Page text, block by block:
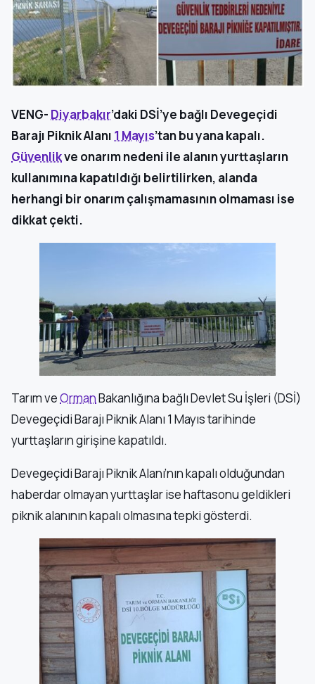
VENG- Diyarbakır’daki DSİ’ye bağlı Devegeçidi
Barajı Piknik Alanı 1 Mayıs’tan bu yana kapalı.
Güvenlikve onarım nedeni ile alanın yurttaşların
kullanımına kapatıldığı belirtilirken, alanda
herhangi bir onarım çalışmamasının olmaması ise
dikkat çekti.
Tarım veOrmanBakanlığına bağlı Devlet Su İşleri (DSİ)
Devegeçidi Barajı Piknik Alanı 1 Mayıs tarihinde
yurttaşların girişine kapatıldı.
Devegeçidi Barajı Piknik Alanı’nın kapalı olduğundan
haberdar olmayan yurttaşlar ise haftasonu geldikleri
piknik alanının kapalı olmasına tepki gösterdi.